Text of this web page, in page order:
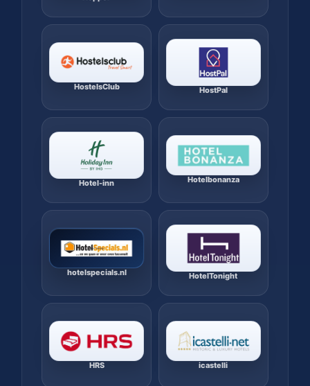
HostelsClub HostPal
Hotel-inn Hotelbonanza
hotelspecials.nl HotelTonight
HRS icastelli